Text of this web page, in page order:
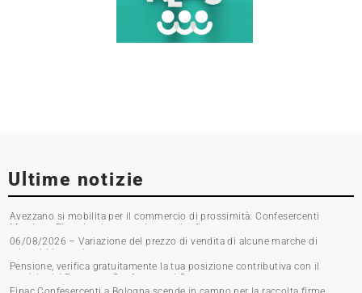
Ultime notizie
Avezzano si mobilita per il commercio di prossimità: Confesercenti
Marsica e Fipac in piazza per la raccolta firme
06/08/2026 – Variazione del prezzo di vendita di alcune marche di
tabacchi lavorati
Pensione, verifica gratuitamente la tua posizione contributiva con il
servizio del Patronato Confesercenti Grosseto